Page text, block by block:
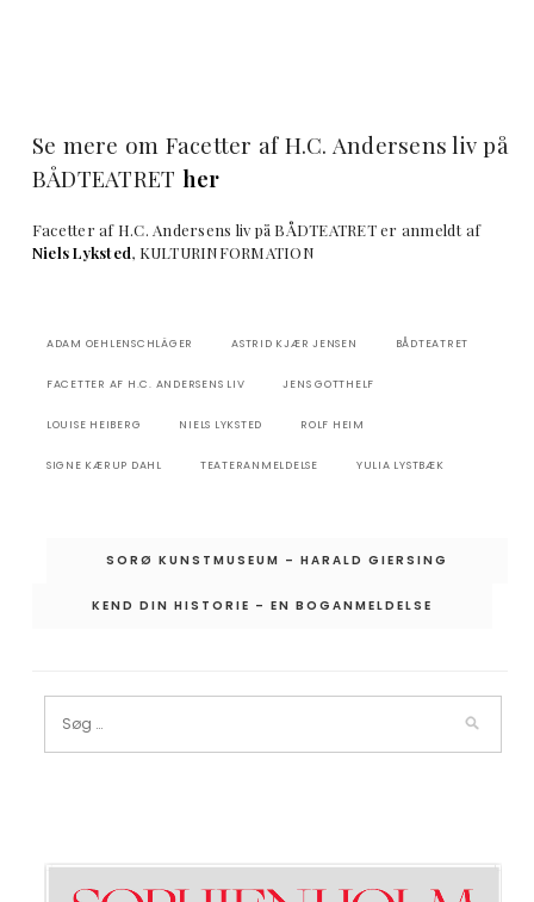
Se mere om Facetter af H.C. Andersens liv på
BÅDTEATRET her
Facetter af H.C. Andersens liv på BÅDTEATRET er anmeldt af
Niels Lyksted, KULTURINFORMATION
ADAM OEHLENSCHLÄGER ASTRID KJÆR JENSEN BÅDTEATRET
FACETTER AF H.C. ANDERSENS LIV JENS GOTTHELF
LOUISE HEIBERG NIELS LYKSTED ROLF HEIM
SIGNE KÆRUP DAHL TEATERANMELDELSE YULIA LYSTBÆK
Indlægsnavigation
SORØ KUNSTMUSEUM – HARALD GIERSING
KEND DIN HISTORIE – EN BOGANMELDELSE